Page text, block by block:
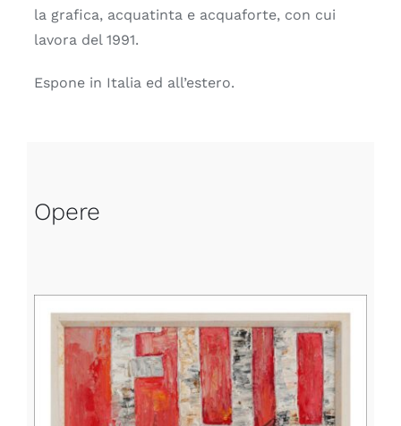
la grafica, acquatinta e acquaforte, con cui
lavora del 1991.
Espone in Italia ed all’estero.
Opere